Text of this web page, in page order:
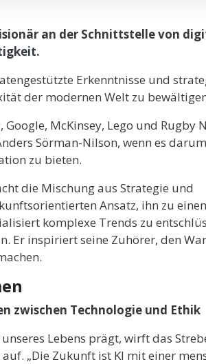
an der Schnittstelle von
Erkenntnisse und
der modernen Welt zu
McKinsey, Lego und Rugby
Sörman-Nilson, wenn es
zu bieten.
die Mischung aus Strategie und
Ansatz, ihn zu
komplexe Trends zu
Er inspiriert seine Zuhörer, den
zwischen Technologie und Ethik
Lebens prägt, wirft das
„Die Zukunft ist KI mit einer